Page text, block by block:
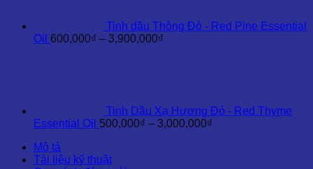
Tinh dầu Thông Đỏ - Red Pine Essential
Oil 600,000₫ – 3,900,000₫
Tinh Dầu Xạ Hương Đỏ - Red Thyme
Essential Oil 500,000₫ – 3,000,000₫
Mô tả
Tài liệu kỹ thuật